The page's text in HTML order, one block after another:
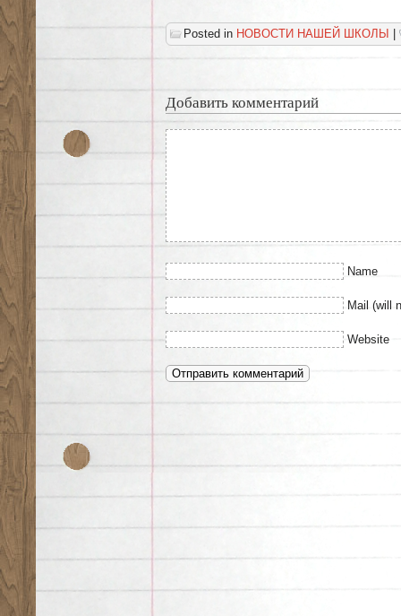
Posted in НОВОСТИ НАШЕЙ ШКОЛЫ |
Добавить комментарий
Name
Mail (will
Website